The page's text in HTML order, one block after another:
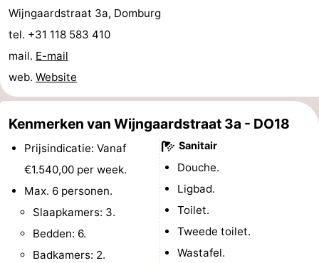
Forum
-
Nieuws
Medische
adressen
Regio
Zeeland
Wijngaardstraat 3a, Domburg
tel. +31 118 583 410
mail. E-mail
web. Website
Kenmerken van Wijngaardstraat 3a - DO18
Prijsindicatie: Vanaf
€1.540,00 per week.
Max. 6 personen.
Slaapkamers: 3.
Bedden: 6.
Badkamers: 2.
Sanitair
Douche.
Ligbad.
Toilet.
Tweede toilet.
Wastafel.